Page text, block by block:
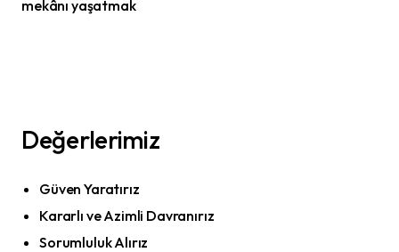
mekânı yaşatmak
Değerlerimiz
Güven Yaratırız
Kararlı ve Azimli Davranırız
Sorumluluk Alırız